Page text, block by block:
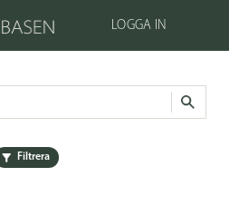
LOGGA IN
Filtrera